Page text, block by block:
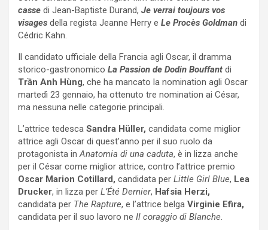
casse di Jean-Baptiste Durand, Je verrai toujours vos
visages della regista Jeanne Herry e Le Procès Goldman di
Cédric Kahn.
Il candidato ufficiale della Francia agli Oscar, il dramma
storico-gastronomico La Passion de Dodin Bouffant di
Trần Anh Hùng, che ha mancato la nomination agli Oscar
martedì 23 gennaio, ha ottenuto tre nomination ai César,
ma nessuna nelle categorie principali.
L’attrice tedesca Sandra Hüller, candidata come miglior
attrice agli Oscar di quest’anno per il suo ruolo da
protagonista inAnatomia di una caduta, è in lizza anche
per il César come miglior attrice, contro l’attrice premio
Oscar Marion Cotillard, candidata per Little Girl Blue, Lea
Drucker, in lizza per L’Été Dernier, Hafsia Herzi,
candidata per The Rapture, e l’attrice belga Virginie Efira,
candidata per il suo lavoro ne Il coraggio di Blanche.